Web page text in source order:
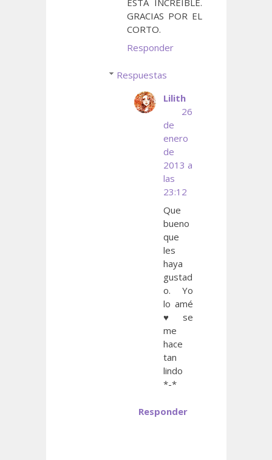
ESTA INCREÍBLE.
GRACIAS POR EL
CORTO.
Responder
Respuestas
Lilith
26
de
enero
de
2013 a
las
23:12
Que
bueno
que
les
haya
gustad
o. Yo
lo amé
♥ se
me
hace
tan
lindo
*-*
Responder